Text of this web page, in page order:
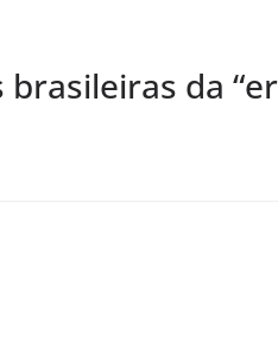
brasileiras da